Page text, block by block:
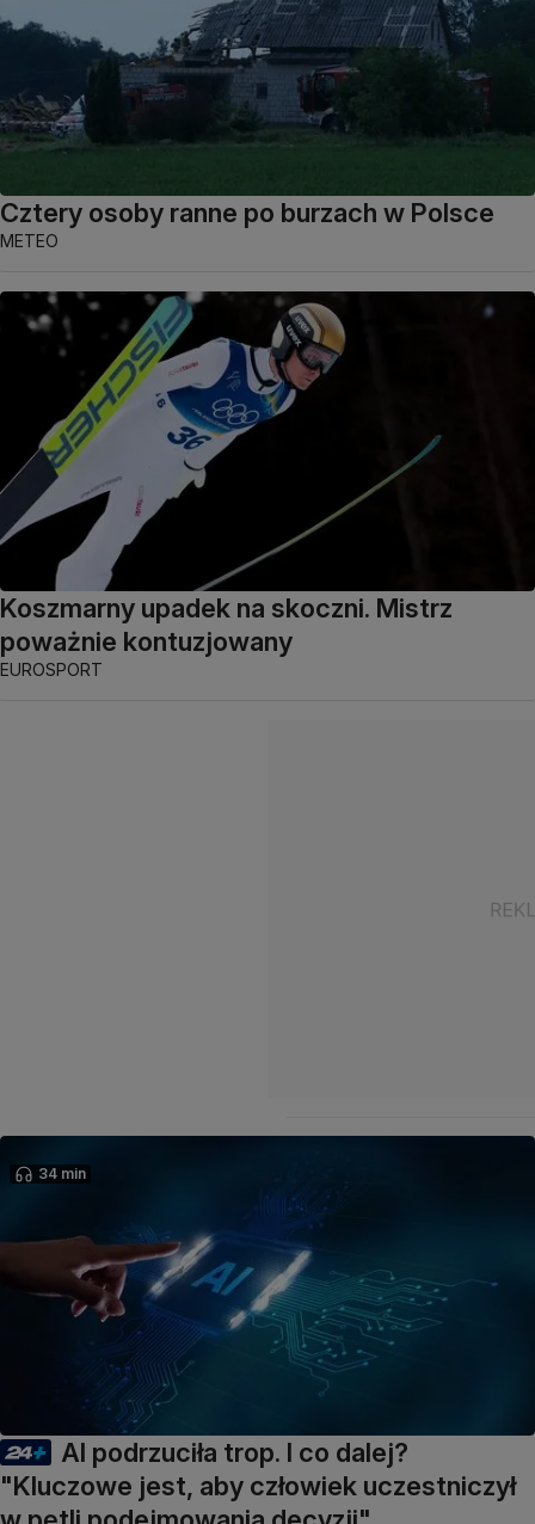
Cztery osoby ranne po burzach w Polsce
METEO
Koszmarny upadek na skoczni. Mistrz
poważnie kontuzjowany
EUROSPORT
34 min
AI podrzuciła trop. I co dalej?
"Kluczowe jest, aby człowiek uczestniczył